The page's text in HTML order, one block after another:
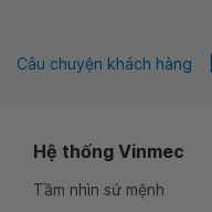
Câu chuyện khách hàng
Hệ thống Vinmec
Tầm nhìn sứ mệnh